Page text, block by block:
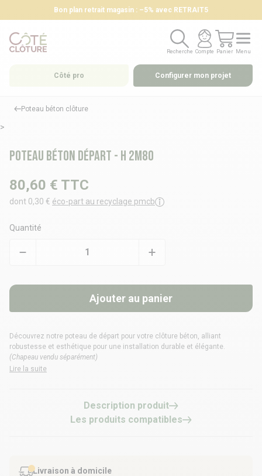
Bon plan retrait magasin : –5% avec RETRAIT5
Recherche
Recherche
Compte
Compte
Panier
Panier
Menu
Menu
Côté pro Configurer mon projet
Poteau béton clôture
Poteau béton départ - H 2m80
>
80,60 € TTC
dont 0,30 € éco-part au recyclage pmcb
Quantité
Ajouter au panier
Découvrez notre poteau de départ pour votre clôture béton, alliant
robustesse et esthétique pour une installation durable et élégante.
(Chapeau vendu séparément)
Lire la suite
Description produit
Les produits compatibles
Livraison à domicile